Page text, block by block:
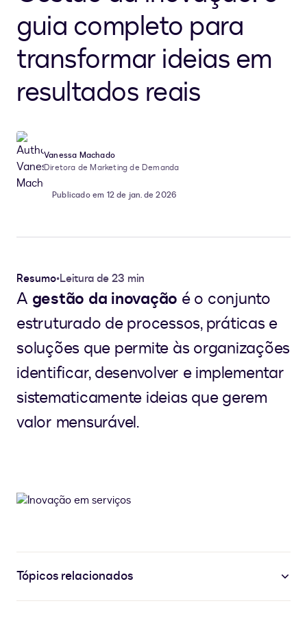
guia completo para
transformar ideias em
resultados reais
Vanessa Machado
Diretora de Marketing de Demanda
Publicado em 12 de jan. de 2026
Resumo•Leitura de 23 min
A gestão da inovação é o conjunto
estruturado de processos, práticas e
soluções que permite às organizações
identificar, desenvolver e implementar
sistematicamente ideias que gerem
valor mensurável.
Tópicos relacionados